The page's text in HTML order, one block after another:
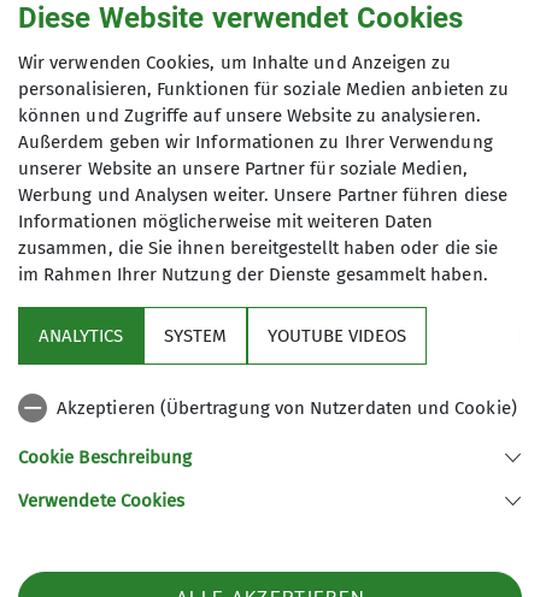
Immer Montags: Schnupperklettern
für Kletterneulinge
Do. 01.01.2026, 19:00 Uhr - Mo. 28.12.2026, 19:00 Uhr
Ihr wollt wissen, ob Klettern etwas für euch ist?
Kommt vorbei und probiert es aus – unter Aufsicht
eines Trainers könnt ihr klettern und bouldern. Das
Schnupper-Klettern dauert eine Stunde, unsere
Trainer sichern euch und geben euch erste Tipps und
mehr erfahren
Weitere Kurse und Trainingsmöglichkeiten findest
Du unterKletterhalle.
Aktuelles
Sektion Weimar des Deutschen Alpenvereins e.V.
Diese Website verwendet Cookies
Wir verwenden Cookies, um Inhalte und Anzeigen zu
personalisieren, Funktionen für soziale Medien anbieten zu
können und Zugriffe auf unsere Website zu analysieren.
Außerdem geben wir Informationen zu Ihrer Verwendung
unserer Website an unsere Partner für soziale Medien,
Werbung und Analysen weiter. Unsere Partner führen diese
Informationen möglicherweise mit weiteren Daten
zusammen, die Sie ihnen bereitgestellt haben oder die sie
im Rahmen Ihrer Nutzung der Dienste gesammelt haben.
ANALYTICS SYSTEM YOUTUBE VIDEOS
Akzeptieren (Übertragung von Nutzerdaten und Cookie)
Cookie Beschreibung
Verwendete Cookies